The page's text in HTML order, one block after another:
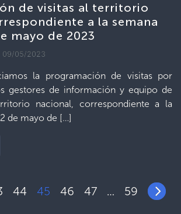
de visitas al territorio
a la semana
mayo de 2023
09/05/2023
la programación de visitas por
gestores de información y equipo de
nacional, correspondiente a la
de mayo de […]
44 45 46 47 … 59